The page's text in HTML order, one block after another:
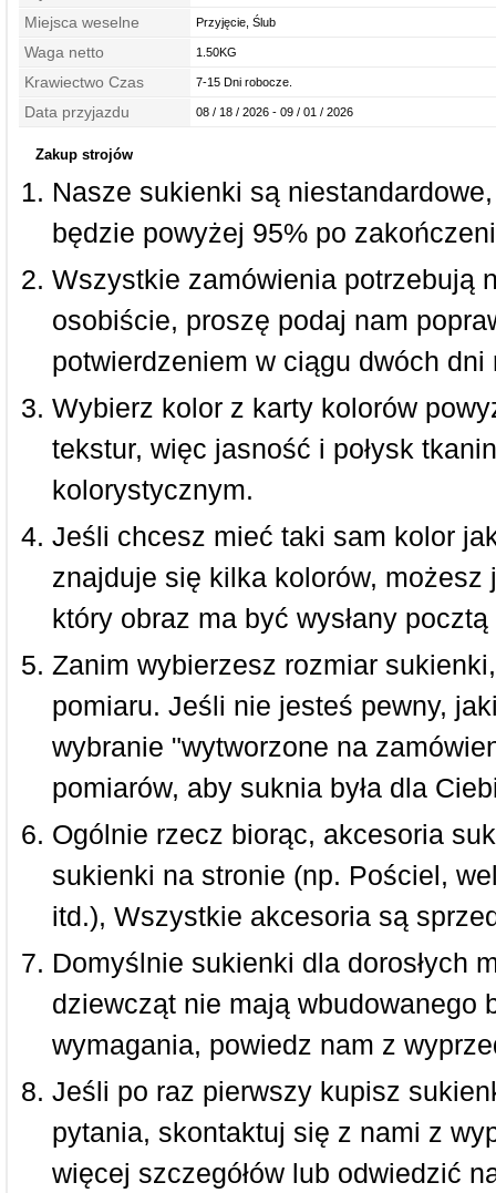
Miejsca weselne Przyjęcie, Ślub
Waga netto 1.50KG
Krawiectwo Czas 7-15 Dni robocze.
Data przyjazdu 08 / 18 / 2026 - 09 / 01 / 2026
Zakup strojów
Nasze sukienki są
będzie powyżej 95% po
Wszystkie zamówienia potrzebują
osobiście, proszę podaj nam
potwierdzeniem w ciągu dwóch dni
Wybierz kolor z karty kolorów
tekstur, więc jasność i połysk
kolorystycznym.
Jeśli chcesz mieć taki sam kolor
znajduje się kilka kolorów,
który obraz ma być wysłany
Zanim wybierzesz rozmiar
pomiaru. Jeśli nie jesteś pewny,
wybranie "wytworzone na
pomiarów, aby suknia była dla
Ogólnie rzecz biorąc, akcesoria
sukienki na stronie (np. Pościel,
itd.), Wszystkie akcesoria są
Domyślnie sukienki dla dorosłych
dziewcząt nie mają
wymagania, powiedz nam z
Jeśli po raz pierwszy kupisz
pytania, skontaktuj się z nami z
więcej szczegółów lub odwiedzić